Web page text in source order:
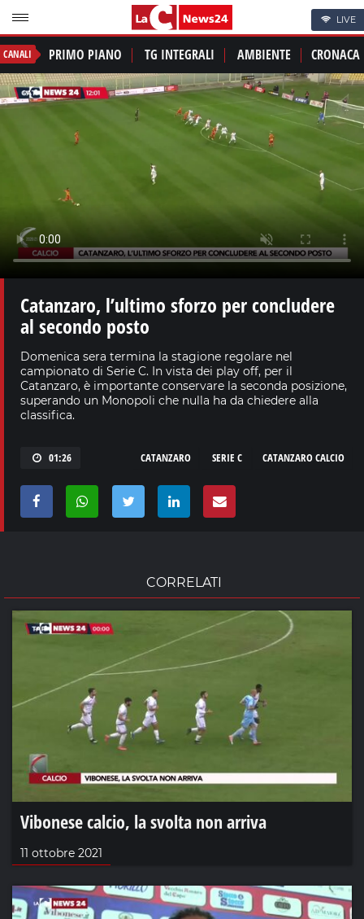
LIVE
CANALI PRIMO PIANO TG INTEGRALI AMBIENTE CRONACA
Catanzaro, l’ultimo sforzo per concludere
al secondo posto
Domenica sera termina la stagione regolare nel
campionato di Serie C. In vista dei play off, per il
Catanzaro, è importante conservare la seconda posizione,
superando un Monopoli che nulla ha da chiedere alla
classifica.
01:26 CATANZARO CALCIO
SERIE C
CATANZARO
CORRELATI
Vibonese calcio, la svolta non arriva
11 ottobre 2021